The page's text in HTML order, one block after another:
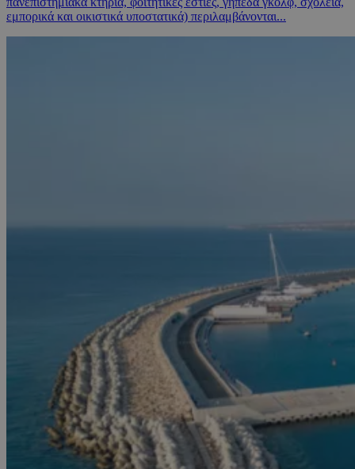
εμπορικά και οικιστικά υποστατικά) περιλαμβάνονται...